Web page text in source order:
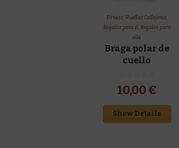
Fitness, Huellas Callejeras,
Regalos para él, Regalos para
ella
Braga polar de
cuello
10,00 €
Show Details